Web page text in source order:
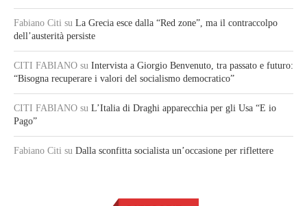
Fabiano Citi su La Grecia esce dalla “Red zone”, ma il contraccolpo
dell’austerità persiste
CITI FABIANO su Intervista a Giorgio Benvenuto, tra passato e futuro:
“Bisogna recuperare i valori del socialismo democratico”
CITI FABIANO su L’Italia di Draghi apparecchia per gli Usa “E io
Pago”
Fabiano Citi su Dalla sconfitta socialista un’occasione per riflettere